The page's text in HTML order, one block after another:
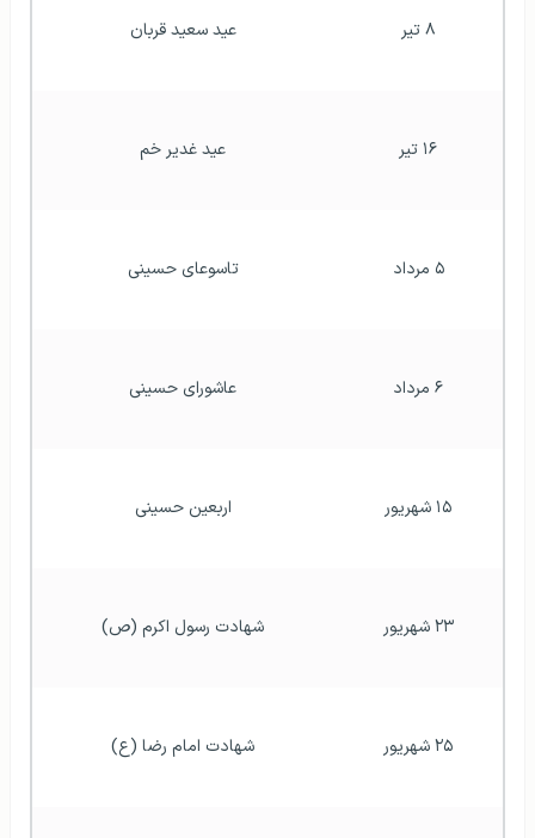
۸ تیر عید سعید قربان
۱۶ تیر عید غدیر خم
۵ مرداد تاسوعای حسینی
۶ مرداد عاشورای حسینی
۱۵ شهریور اربعین حسینی
۲۳ شهریور شهادت رسول اکرم (ص)
۲۵ شهریور شهادت امام رضا (ع)